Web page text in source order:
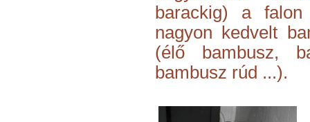
barackig) a
nagyon kedvelt
(élő bambusz,
bambusz rúd ...).